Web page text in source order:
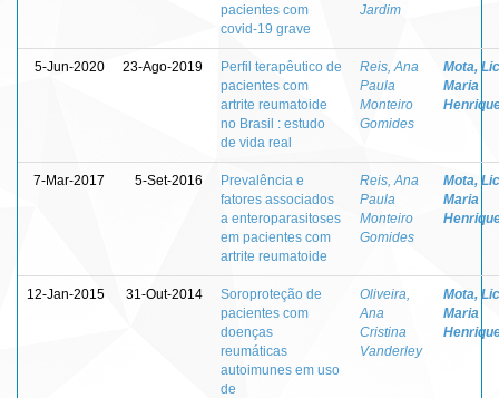
pacientes com
covid-19 grave
Jardim
5-Jun-2020 23-Ago-2019
Perfil terapêutico de
pacientes com
artrite reumatoide
no Brasil : estudo
de vida real
Reis, Ana
Paula
Monteiro
Gomides
Mota,
Maria
7-Mar-2017 5-Set-2016
Prevalência e
fatores associados
a enteroparasitoses
em pacientes com
artrite reumatoide
Reis, Ana
Paula
Monteiro
Gomides
Mota,
Maria
12-Jan-2015 31-Out-2014
Soroproteção de
pacientes com
doenças
reumáticas
autoimunes em uso
de
Oliveira,
Ana
Cristina
Vanderley
Mota,
Maria